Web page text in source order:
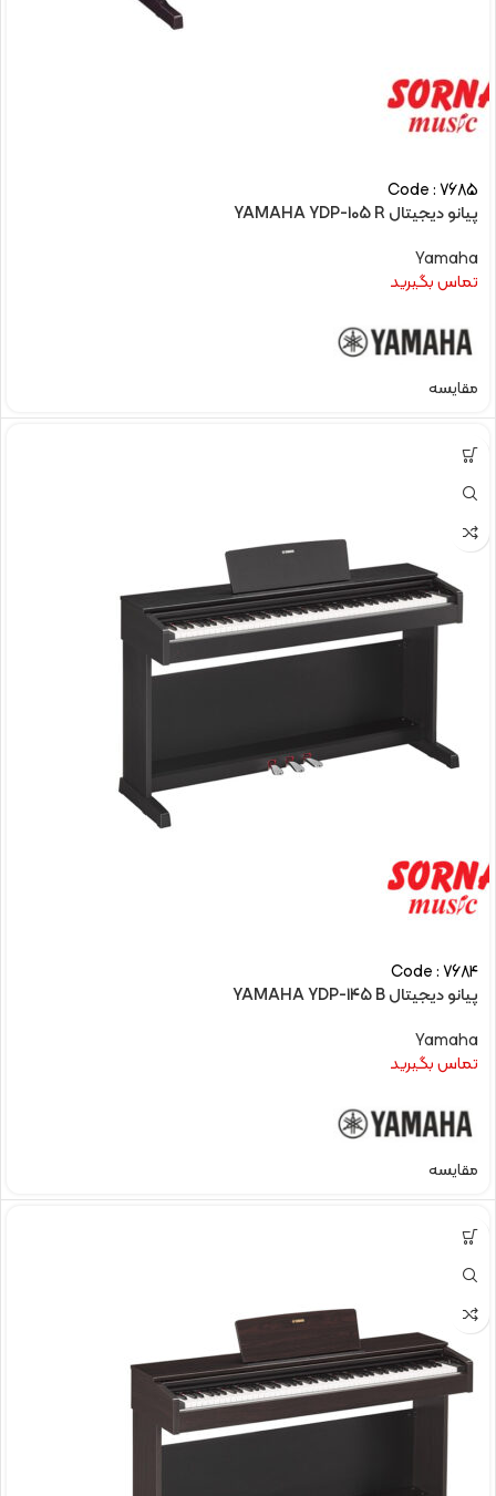
Code : 7685
پیانو دیجیتال YAMAHA YDP-105 R
Yamaha
تماس بگیرید
مقایسه
Code : 7684
پیانو دیجیتال YAMAHA YDP-145 B
Yamaha
تماس بگیرید
مقایسه